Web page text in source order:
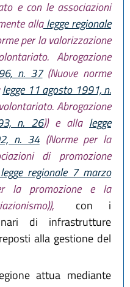
e con le associazioni
allalegge regionale
per la valorizzazione
Abrogazione
n. 37(Nuove norme
legge 11 agosto 1991, n.
Abrogazione
n. 26)) e alla legge
n. 34(Norme per la
di promozione
regionale 7 marzo
la promozione e la
con i
di infrastrutture
alla gestione del
attua mediante